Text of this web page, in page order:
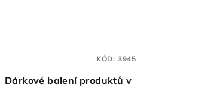
Dárkové balení produktů v
KÓD: 3945